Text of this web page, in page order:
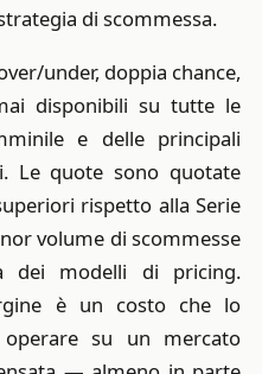
di scommessa.
under, doppia chance,
disponibili su tutte le
e delle principali
Le quote sono quotate
rispetto alla Serie
volume di scommesse
dei modelli di pricing.
è un costo che lo
su un mercato